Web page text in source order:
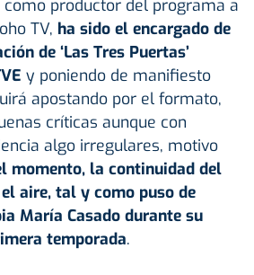
como productor del programa a
TV, ha sido el encargado de
de ‘Las Tres Puertas’
y poniendo de manifiesto
apostando por el formato,
críticas aunque con
algo irregulares, motivo
momento, la continuidad del
aire, tal y como puso de
María Casado durante su
temporada.